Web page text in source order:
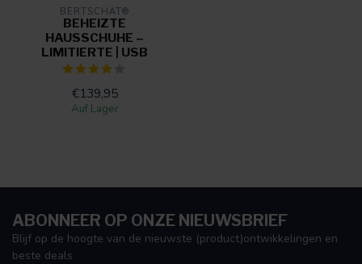
BERTSCHAT®
BEHEIZTE
HAUSSCHUHE –
LIMITIERTE | USB
€139,95
Auf Lager
ABONNEER OP ONZE NIEUWSBRIEF
Blijf op de hoogte van de nieuwste (product)ontwikkelingen en
beste deals